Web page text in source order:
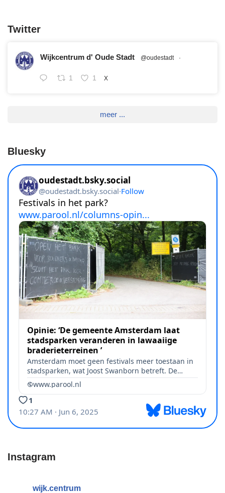
Twitter
Wijkcentrum d' Oude Stadt @oudestadt ·
1 1 X
meer ...
Bluesky
Instagram
wijk.centrum